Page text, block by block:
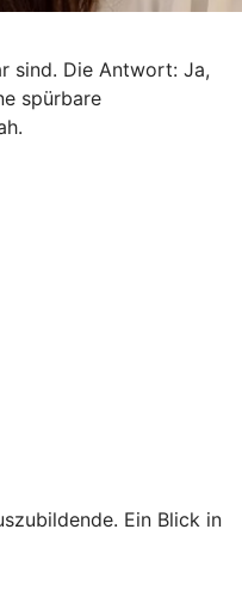
sind. Die Antwort: Ja,
spürbare
Ein Blick in